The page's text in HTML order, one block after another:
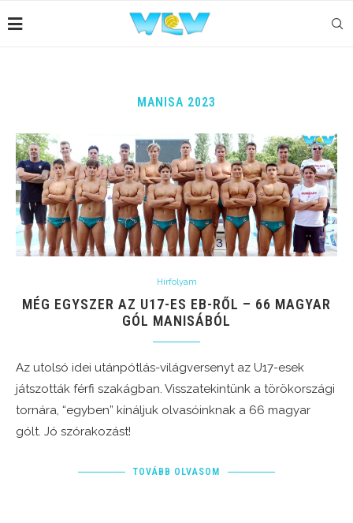
MANISA 2023
Hírfolyam
MÉG EGYSZER AZ U17-ES EB-RŐL – 66 MAGYAR
GÓL MANISÁBÓL
Az utolsó idei utánpótlás-világversenyt az U17-esek
játszották férfi szakágban. Visszatekintünk a törökországi
tornára, “egyben” kínáljuk olvasóinknak a 66 magyar
gólt. Jó szórakozást!
TOVÁBB OLVASOM